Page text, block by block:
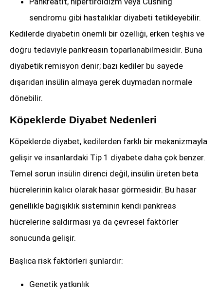
sendromu gibi hastalıklar diyabeti tetikleyebilir.
Kedilerde diyabetin önemli bir özelliği, erken teşhis ve
doğru tedaviyle pankreasın toparlanabilmesidir. Buna
diyabetik remisyon denir; bazı kediler bu sayede
dışarıdan insülin almaya gerek duymadan normale
dönebilir.
Köpeklerde Diyabet Nedenleri
Köpeklerde diyabet, kedilerden farklı bir mekanizmayla
gelişir ve insanlardaki Tip 1 diyabete daha çok benzer.
Temel sorun insülin direnci değil, insülin üreten beta
hücrelerinin kalıcı olarak hasar görmesidir. Bu hasar
genellikle bağışıklık sisteminin kendi pankreas
hücrelerine saldırması ya da çevresel faktörler
sonucunda gelişir.
Başlıca risk faktörleri şunlardır:
Genetik yatkınlık